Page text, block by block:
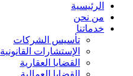
الرئيسية
من نحن
خدماتنا
تأسيس الشركات
الإستشارات القانونية
القضايا العقارية